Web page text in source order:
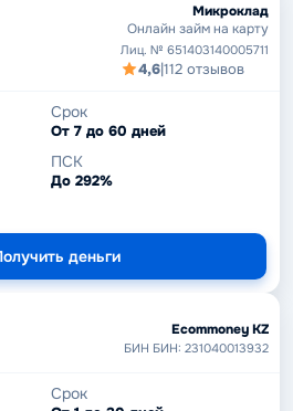
Микроклад
Онлайн займ на карту
Лиц. № 651403140005711
4,6|112 отзывов
Срок
От 7 до 60 дней
ПСК
До 292%
деньги
Ecommoney KZ
БИН БИН: 231040013932
Срок